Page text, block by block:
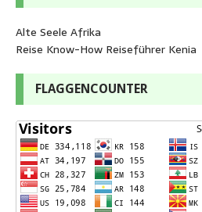
Alte Seele Afrika
Reise Know-How Reiseführer Kenia
FLAGGENCOUNTER